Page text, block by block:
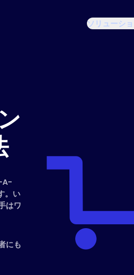
ソリューシ
A-
。い
はワ
にも